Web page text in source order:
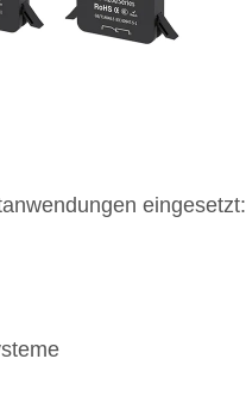
eingesetzt: